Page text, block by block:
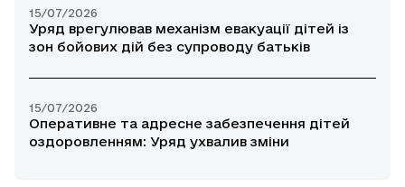
15/07/2026
Уряд врегулював механізм евакуації дітей із
зон бойових дій без супроводу батьків
15/07/2026
Оперативне та адресне забезпечення дітей
оздоровленням: Уряд ухвалив зміни